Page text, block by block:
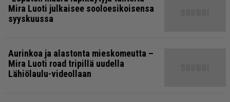
Mira Luoti julkaisee sooloesikoisensa
syyskuussa
Aurinkoa ja alastonta mieskomeutta –
Mira Luoti road tripillä uudella
Lähiölaulu-videollaan